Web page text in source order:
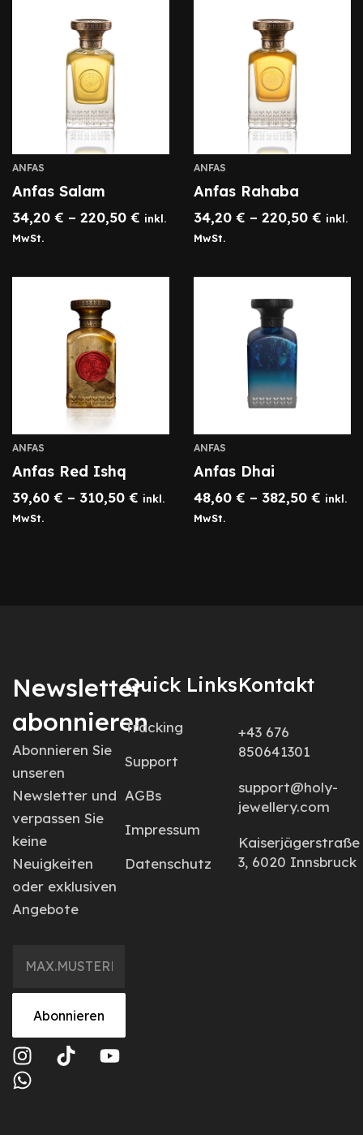
ANFAS
Anfas Salam
34,20 € – 220,50 € inkl.
MwSt.
ANFAS
Anfas Rahaba
34,20 € – 220,50 € inkl.
MwSt.
ANFAS
Anfas Red Ishq
39,60 € – 310,50 € inkl.
MwSt.
ANFAS
Anfas Dhai
48,60 € – 382,50 € inkl.
MwSt.
Newsletter
abonnieren
Abonnieren Sie
unseren
Newsletter und
verpassen Sie
keine
Neuigkeiten
oder exklusiven
Angebote
Abonnieren
Quick Links
Tracking
Support
AGBs
Impressum
Datenschutz
Kontakt
+43 676
850641301
support@holy-
jewellery.com
Kaiserjägerstraße
3, 6020 Innsbruck